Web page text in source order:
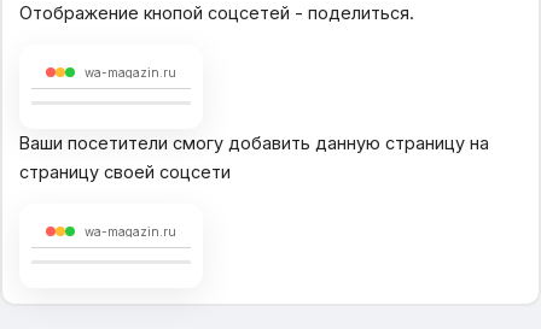
Отзывы
Блок подписки
Социальные сети
Отображение кнопой соцсетей - поделиться.
wa-magazin.ru
Ваши посетители смогу добавить данную страницу на
страницу своей соцсети
wa-magazin.ru